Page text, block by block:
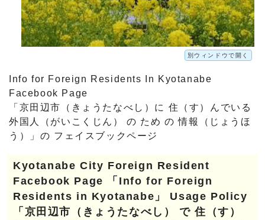
別ウィンドウで開く
Info for Foreign Residents In Kyotanabe
Facebook Page
「京田辺市（きょうたなべし）に 住（す）んでいる
外国人（がいこくじん） の ため の 情報（じょうほ
う）」の フェイスブックページ
Kyotanabe City Foreign Resident
Facebook Page 「Info for Foreign
Residents in Kyotanabe」 Usage Policy
「京田辺市（きょうたなべし） で 住（す）